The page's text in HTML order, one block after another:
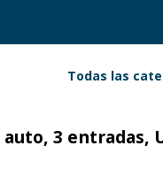
Todas las
3 entradas,